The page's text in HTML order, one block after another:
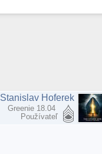
Stanislav Hoferek
Greenie 18.04
Používateľ